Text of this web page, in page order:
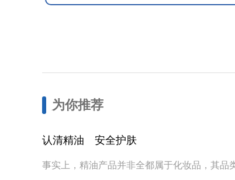
为你推荐
认清精油 安全护肤
事实上，精油产品并非全都属于化妆品，其品